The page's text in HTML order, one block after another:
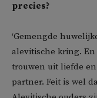
precies?
‘Gemengde
alevitische kring. En
trouwen uit liefde
partner. Feit is wel